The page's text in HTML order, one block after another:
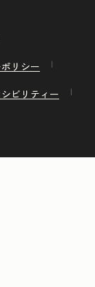
リシー
ビリティー